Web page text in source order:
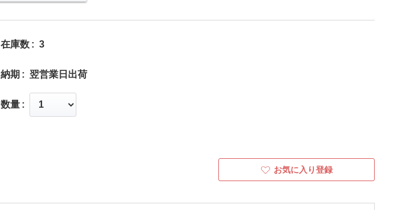
在庫数 3
納期 翌営業日出荷
数量
お気に入り登録